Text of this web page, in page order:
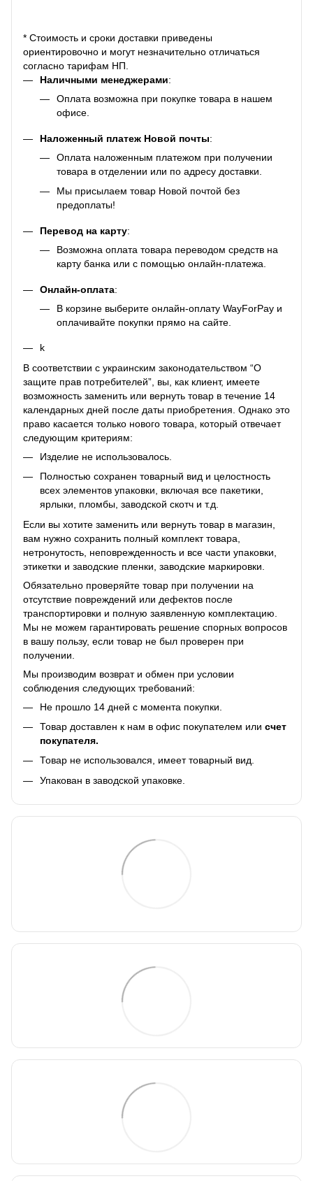
* Стоимость и сроки доставки приведены
ориентировочно и могут незначительно отличаться
согласно тарифам НП.
Наличными менеджерами:
Оплата возможна при покупке товара в нашем
офисе.
Наложенный платеж Новой почты:
Оплата наложенным платежом при получении
товара в отделении или по адресу доставки.
Мы присылаем товар Новой почтой без
предоплаты!
Перевод на карту:
Возможна оплата товара переводом средств на
карту банка или с помощью онлайн-платежа.
Онлайн-оплата:
В корзине выберите онлайн-оплату WayForPay и
оплачивайте покупки прямо на сайте.
k
В соответствии с украинским законодательством “О
защите прав потребителей”, вы, как клиент, имеете
возможность заменить или вернуть товар в течение 14
календарных дней после даты приобретения. Однако это
право касается только нового товара, который отвечает
следующим критериям:
Изделие не использовалось.
Полностью сохранен товарный вид и целостность
всех элементов упаковки, включая все пакетики,
ярлыки, пломбы, заводской скотч и т.д.
Если вы хотите заменить или вернуть товар в магазин,
вам нужно сохранить полный комплект товара,
нетронутость, неповрежденность и все части упаковки,
этикетки и заводские пленки, заводские маркировки.
Обязательно проверяйте товар при получении на
отсутствие повреждений или дефектов после
транспортировки и полную заявленную комплектацию.
Мы не можем гарантировать решение спорных вопросов
в вашу пользу, если товар не был проверен при
получении.
Мы производим возврат и обмен при условии
соблюдения следующих требований:
Не прошло 14 дней с момента покупки.
Товар доставлен к нам в офис покупателем или счет
покупателя.
Товар не использовался, имеет товарный вид.
Упакован в заводской упаковке.